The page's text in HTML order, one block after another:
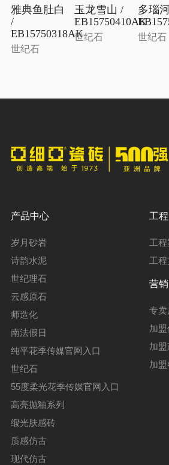
雅典鱼肚白
/
EB15750318AK
世纪石
玉龙雪山 /
EB15750410AK
世纪石
多瑙
世纪石
产品中心
岁月砂岩
诗韵水泥
世纪理石
云感原石
师造化
南法假日
纯平花季传媒官网入口
世纪石
55度柔光花季传媒官网入口
高亮抛釉系列
缎光肤感砖
质感仿古
现代仿古
工
工
工
营
专卖
加
加
加